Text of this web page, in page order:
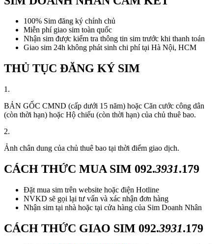
100% Sim đăng ký chính chủ
Miễn phí giao sim toàn quốc
Nhận sim được kiểm tra thông tin sim trước khi thanh toán
Giao sim 24h không phát sinh chi phí tại Hà Nội, HCM
THỦ TỤC ĐĂNG KÝ SIM
1.
BẢN GỐC CMND (cấp dưới 15 năm) hoặc Căn cước công dân
(còn thời hạn) hoặc Hộ chiếu (còn thời hạn) của chủ thuê bao.
2.
Ảnh chân dung của chủ thuê bao tại thời điểm giao dịch.
CÁCH THỨC MUA SIM 092.3931.179
Đặt mua sim trên website hoặc điện Hotline
NVKD sẽ gọi lại tư vấn và xác nhận đơn hàng
Nhận sim tại nhà hoặc tại cửa hàng của Sim Doanh Nhân
CÁCH THỨC GIAO SIM 092.3931.179